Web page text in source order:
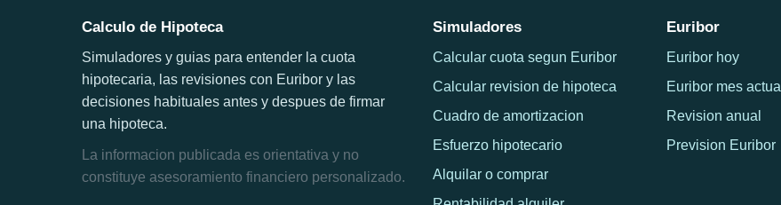
Calculo de Hipoteca
Simuladores y guias para entender la cuota
hipotecaria, las revisiones con Euribor y las
decisiones habituales antes y despues de firmar
una hipoteca.
La informacion publicada es orientativa y no
constituye asesoramiento financiero personalizado.
Simuladores
Calcular cuota segun Euribor
Calcular revision de hipoteca
Cuadro de amortizacion
Esfuerzo hipotecario
Alquilar o comprar
Euribor
Euribor hoy
Euribor mes actual
Revision anual
Prevision Euribor